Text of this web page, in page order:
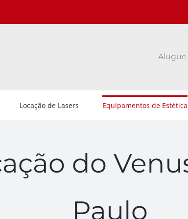
Alugue
Locação de Lasers Equipamentos de Estética
do
Paulo